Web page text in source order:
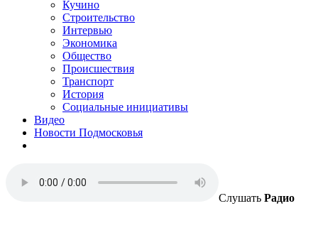
Кучино
Строительство
Интервью
Экономика
Общество
Происшествия
Транспорт
История
Социальные инициативы
Видео
Новости Подмосковья
Слушать Радио